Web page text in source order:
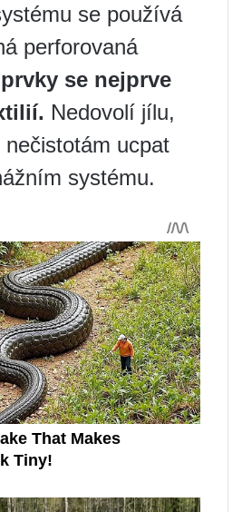
se používá
perforovaná
se nejprve
Nedovolí jílu,
nečistotám ucpat
systému.